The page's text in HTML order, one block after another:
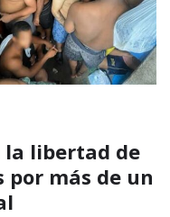
la libertad de
por más de un